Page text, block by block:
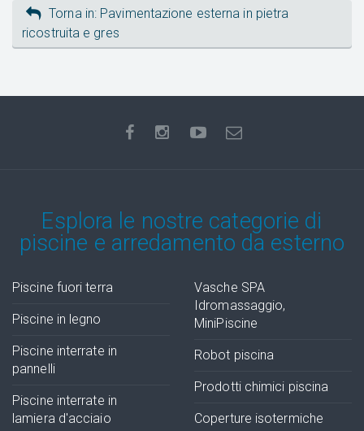
Torna in: Pavimentazione esterna in pietra
ricostruita e gres
Esplora le nostre categorie di
piscine e arredamento da esterno
Piscine fuori terra
Piscine in legno
Piscine interrate in
pannelli
Piscine interrate in
lamiera d'acciaio
Vasche SPA
Idromassaggio,
MiniPiscine
Robot piscina
Prodotti chimici piscina
Coperture isotermiche